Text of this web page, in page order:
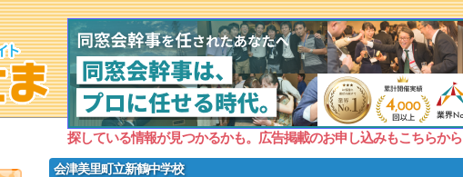
探している情報が見つかるかも。広告掲載のお申し込みもこちらから
会津美里町立新鶴中学校